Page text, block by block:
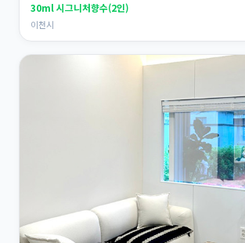
30ml 시그니처향수(2인)
이천시